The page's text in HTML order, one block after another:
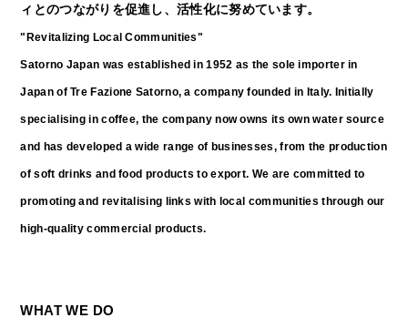
"Revitalizing Local Communities"
Satorno Japan was established in 1952 as the sole importer in
Japan of Tre Fazione Satorno, a company founded in Italy. Initially
specialising in coffee, the company now owns its own water source
and has developed a wide range of businesses, from the production
of soft drinks and food products to export. We are committed to
promoting and revitalising links with local communities through our
high-quality commercial products.
ィとのつながりを促進し、活性化に努めています。
WHAT WE DO